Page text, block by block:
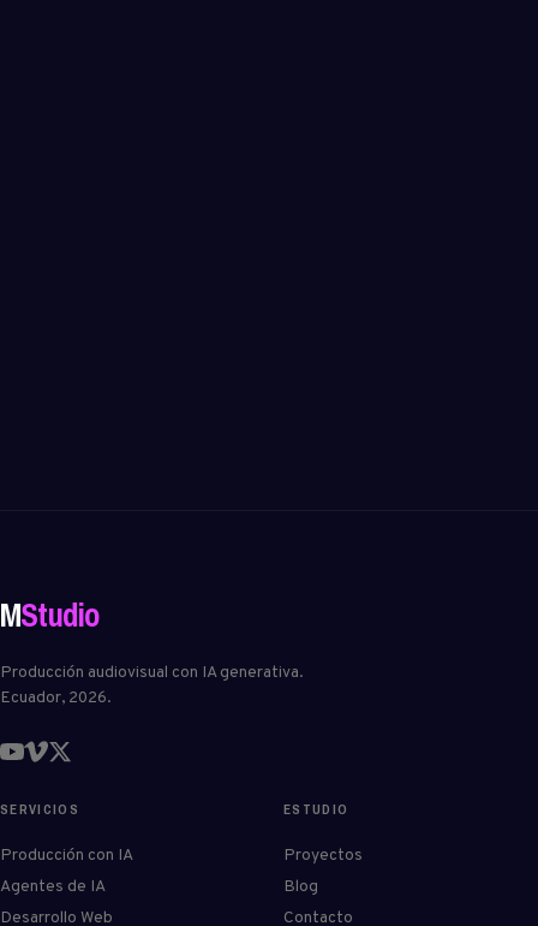
MStudio
Producción audiovisual con IA generativa.
Ecuador, 2026.
SERVICIOS
Producción con IA
Agentes de IA
Desarrollo Web
ESTUDIO
Proyectos
Blog
Contacto